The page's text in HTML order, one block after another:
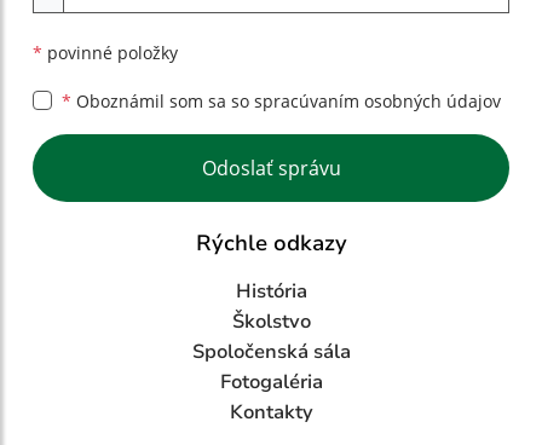
* povinné položky
* Oboznámil som sa so spracúvaním osobných údajov
Google reCaptcha Response
Odoslať správu
Rýchle odkazy
História
Školstvo
Spoločenská sála
Fotogaléria
Kontakty